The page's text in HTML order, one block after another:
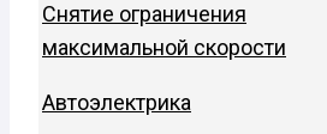
Снятие ограничения
максимальной скорости
Автоэлектрика